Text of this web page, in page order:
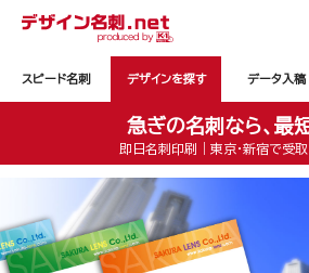
スピード名刺 デザインを探す データ入稿
急ぎの名刺なら、最
即日名刺印刷｜東京・新宿で受取